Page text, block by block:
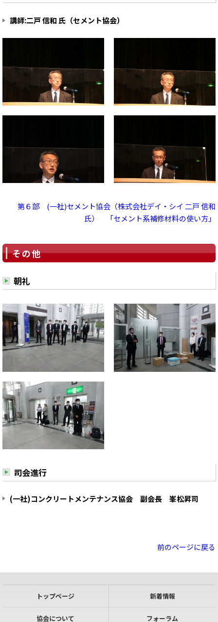
講師:二戸 信和 氏（セメント協会）
第６部 (一社)セメント協会（株式会社デイ・シイ 二戸 信和
氏） 「セメント系補修材料の使い方」
その他
朝礼
司会進行
(一社)コンクリートメンテナンス協会 副会長 峯松昇司
前のページに戻る
トップページ 新着情報
協会について フォーラム